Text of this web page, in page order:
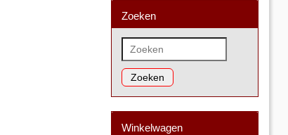
Zoeken
Zoeken
Winkelwagen